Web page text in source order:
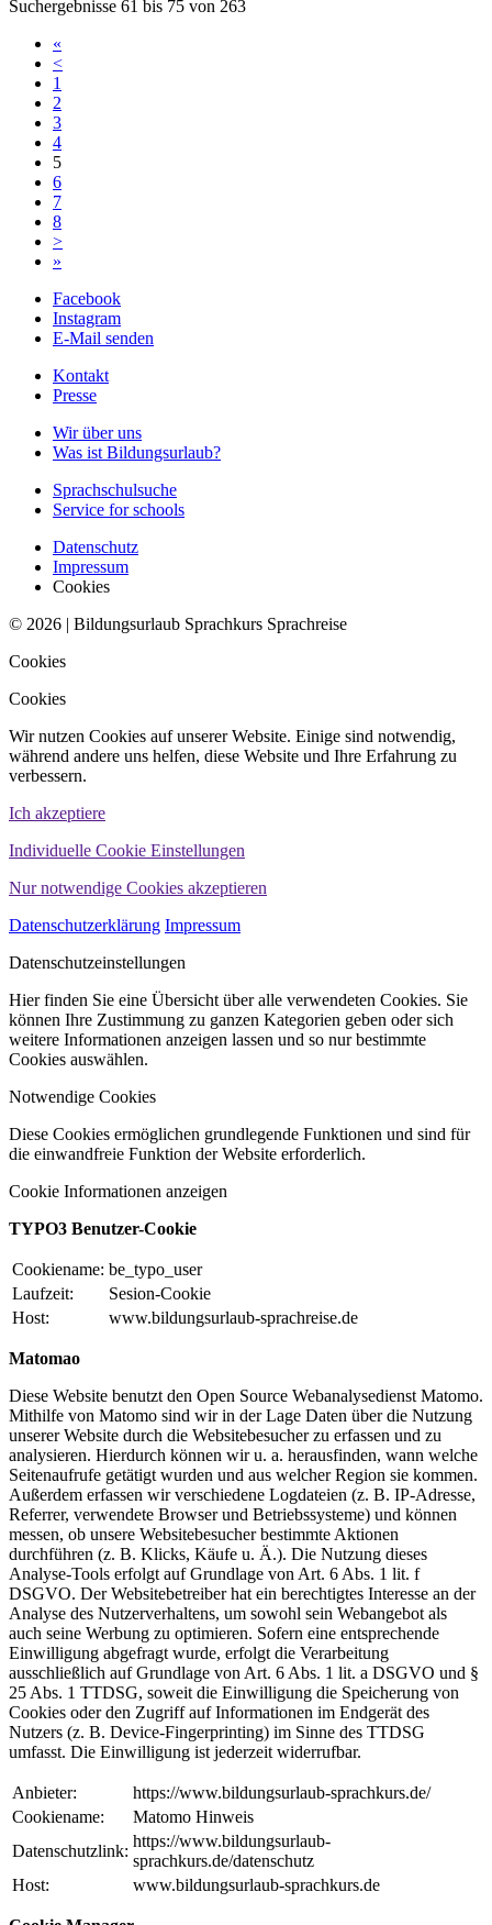
Suchergebnisse 61 bis 75 von 263
«
<
1
2
3
4
5
6
7
8
>
»
Facebook
Instagram
E-Mail senden
Kontakt
Presse
Wir über uns
Was ist Bildungsurlaub?
Sprachschulsuche
Service for schools
Datenschutz
Impressum
Cookies
© 2026 | Bildungsurlaub Sprachkurs Sprachreise
Cookies
Cookies
Wir nutzen Cookies auf unserer Website. Einige sind notwendig,
während andere uns helfen, diese Website und Ihre Erfahrung zu
verbessern.
Ich akzeptiere
Individuelle Cookie Einstellungen
Nur notwendige Cookies akzeptieren
Datenschutzerklärung Impressum
Datenschutzeinstellungen
Hier finden Sie eine Übersicht über alle verwendeten Cookies. Sie
können Ihre Zustimmung zu ganzen Kategorien geben oder sich
weitere Informationen anzeigen lassen und so nur bestimmte
Cookies auswählen.
Notwendige Cookies
Diese Cookies ermöglichen grundlegende Funktionen und sind für
die einwandfreie Funktion der Website erforderlich.
Cookie Informationen anzeigen
TYPO3 Benutzer-Cookie
Cookiename: be_typo_user
Laufzeit:
Sesion-Cookie
Host:
www.bildungsurlaub-sprachreise.de
Matomao
Diese Website benutzt den Open Source Webanalysedienst Matomo.
Mithilfe von Matomo sind wir in der Lage Daten über die Nutzung
unserer Website durch die Websitebesucher zu erfassen und zu
analysieren. Hierdurch können wir u. a. herausfinden, wann welche
Seitenaufrufe getätigt wurden und aus welcher Region sie kommen.
Außerdem erfassen wir verschiedene Logdateien (z. B. IP-Adresse,
Referrer, verwendete Browser und Betriebssysteme) und können
messen, ob unsere Websitebesucher bestimmte Aktionen
durchführen (z. B. Klicks, Käufe u. Ä.). Die Nutzung dieses
Analyse-Tools erfolgt auf Grundlage von Art. 6 Abs. 1 lit. f
DSGVO. Der Websitebetreiber hat ein berechtigtes Interesse an der
Analyse des Nutzerverhaltens, um sowohl sein Webangebot als
auch seine Werbung zu optimieren. Sofern eine entsprechende
Einwilligung abgefragt wurde, erfolgt die Verarbeitung
ausschließlich auf Grundlage von Art. 6 Abs. 1 lit. a DSGVO und §
25 Abs. 1 TTDSG, soweit die Einwilligung die Speicherung von
Cookies oder den Zugriff auf Informationen im Endgerät des
Nutzers (z. B. Device-Fingerprinting) im Sinne des TTDSG
umfasst. Die Einwilligung ist jederzeit widerrufbar.
Anbieter:
https://www.bildungsurlaub-sprachkurs.de/
Cookiename:
Matomo Hinweis
Datenschutzlink:
https://www.bildungsurlaub-
sprachkurs.de/datenschutz
Host:
www.bildungsurlaub-sprachkurs.de